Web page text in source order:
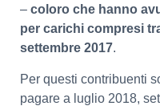
– coloro che hanno
per carichi compresi
settembre 2017.
Per questi contribuenti
pagare a luglio 2018,